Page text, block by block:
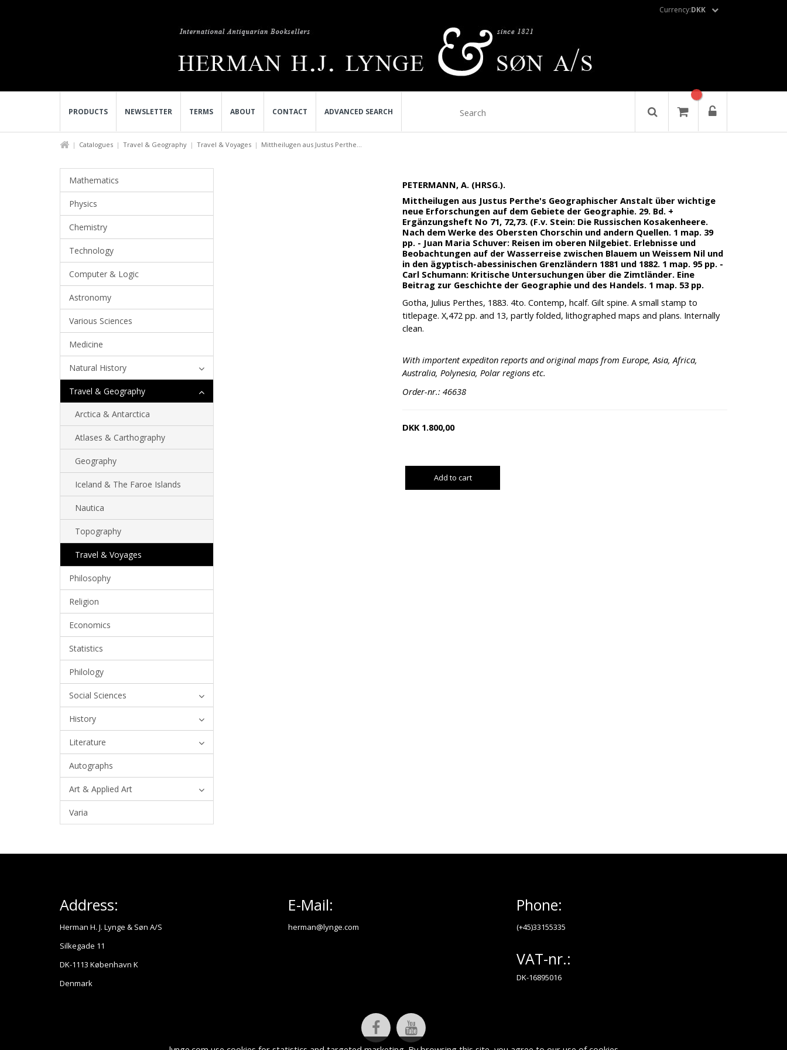
Currency:DKK
PRODUCTS NEWSLETTER TERMS ABOUT CONTACT ADVANCED SEARCH
Catalogues Travel & Geography Travel & Voyages Mittheilugen aus Justus Perthe...
Mathematics
Physics
Chemistry
Technology
Computer & Logic
Astronomy
Various Sciences
Medicine
Natural History
Travel & Geography
Arctica & Antarctica
Atlases & Carthography
Geography
Iceland & The Faroe Islands
Nautica
Topography
Travel & Voyages
Philosophy
Religion
Economics
Statistics
Philology
Social Sciences
History
Literature
Autographs
Art & Applied Art
Varia
PETERMANN, A. (HRSG.).
Mittheilugen aus Justus Perthe's Geographischer Anstalt über wichtige
neue Erforschungen auf dem Gebiete der Geographie. 29. Bd. +
Ergänzungsheft No 71, 72,73. (F.v. Stein: Die Russischen Kosakenheere.
Nach dem Werke des Obersten Chorschin und andern Quellen. 1 map. 39
pp. - Juan Maria Schuver: Reisen im oberen Nilgebiet. Erlebnisse und
Beobachtungen auf der Wasserreise zwischen Blauem un Weissem Nil und
in den ägyptisch-abessinischen Grenzländern 1881 und 1882. 1 map. 95 pp. -
Carl Schumann: Kritische Untersuchungen über die Zimtländer. Eine
Beitrag zur Geschichte der Geographie und des Handels. 1 map. 53 pp.
Gotha, Julius Perthes, 1883. 4to. Contemp, hcalf. Gilt spine. A small stamp to
titlepage. X,472 pp. and 13, partly folded, lithographed maps and plans. Internally
clean.
With importent expediton reports and original maps from Europe, Asia, Africa,
Australia, Polynesia, Polar regions etc.
Order-nr.: 46638
DKK 1.800,00
Add to cart
Address:
Herman H. J. Lynge & Søn A/S
Silkegade 11
DK-1113 København K
Denmark
E-Mail:
herman@lynge.com
Phone:
(+45)33155335
VAT-nr.:
DK-16895016